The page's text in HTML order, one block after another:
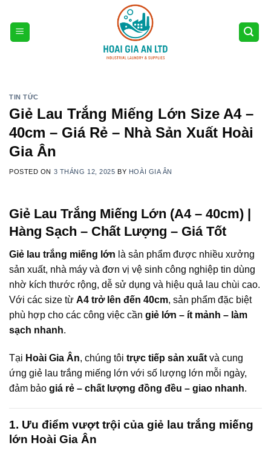
content
TIN TỨC
Giẻ Lau Trắng Miếng Lớn Size A4 –
40cm – Giá Rẻ – Nhà Sản Xuất Hoài
Gia Ân
POSTED ON 3 THÁNG 12, 2025 BY HOÀI GIA ÂN
Giẻ Lau Trắng Miếng Lớn (A4 – 40cm) |
Hàng Sạch – Chất Lượng – Giá Tốt
Giẻ lau trắng miếng lớn là sản phẩm được nhiều xưởng
sản xuất, nhà máy và đơn vị vệ sinh công nghiệp tin dùng
nhờ kích thước rộng, dễ sử dụng và hiệu quả lau chùi cao.
Với các size từ A4 trở lên đến 40cm, sản phẩm đặc biệt
phù hợp cho các công việc cần giẻ lớn – ít mảnh – làm
sạch nhanh.
Tại Hoài Gia Ân, chúng tôi trực tiếp sản xuất và cung
ứng giẻ lau trắng miếng lớn với số lượng lớn mỗi ngày,
đảm bảo giá rẻ – chất lượng đồng đều – giao nhanh.
1. Ưu điểm vượt trội của giẻ lau trắng miếng
lớn Hoài Gia Ân